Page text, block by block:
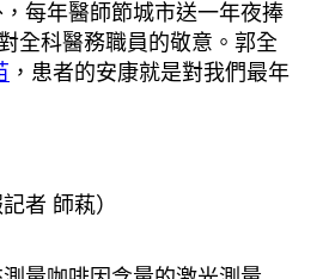
每年醫師節城市送一年夜捧
全科醫務職員的敬意。郭全
，患者的安康就是對我們最年
記者 師萟）